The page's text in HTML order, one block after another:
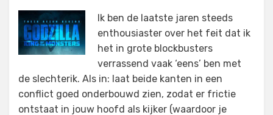
Ik ben de laatste jaren steeds
enthousiaster over het feit dat ik
het in grote blockbusters
verrassend vaak ‘eens’ ben met
de slechterik. Als in: laat beide kanten in een
conflict goed onderbouwd zien, zodat er frictie
ontstaat in jouw hoofd als kijker (waardoor je